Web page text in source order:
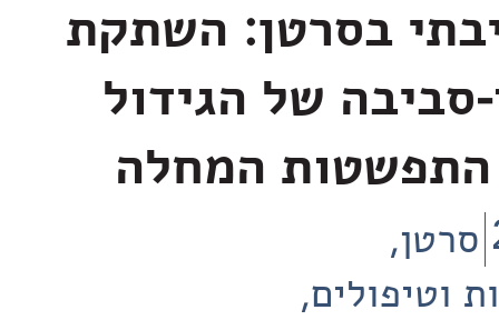
בסרטן: השתקת
סביבה של הגידול
המחלה
סרטן
וטיפולים